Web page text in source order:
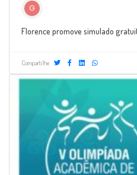
G
Florence promove simulado
Compartilhe